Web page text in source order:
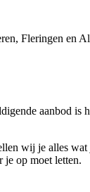
Fleringen en
aanbod is
wij je alles wat
je op moet letten.